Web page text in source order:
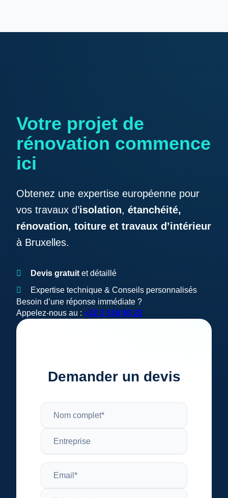
Votre projet de
rénovation commence
ici
Obtenez une expertise européenne pour
vos travaux d’isolation, étanchéité,
rénovation, toiture et travaux d’intérieur
à Bruxelles.
Devis gratuit et détaillé
Expertise technique & Conseils personnalisés
Besoin d’une réponse immédiate ?
Appelez-nous au : +32 2 538 80 22
Demander un devis